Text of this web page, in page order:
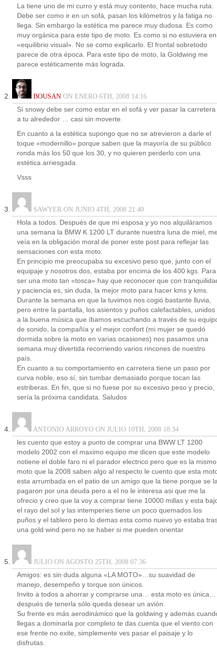
La tiene uno de mi curro y está muy contento, hace mucha ruta.
Debe ser como ir en un sofá, pasan los kilómetros y la fatiga no
llega. Sin embargo la estética me parece muy dudosa. Es como
muy orgánica para este tipo de moto. Es como si no estuviera en
«equilibrio visual». No se como explicarlo. El frontal sobretodo
parece de otra época. Para este tipo de moto, la Goldwing me
parece estéticamente más lograda.
BOUSAN ON ENERO 6TH, 2008 14:16
Sí snowy debe ser como estar en el sofá y ver pasar la carretera
a tu alrededor … casi sin moverte.
En cuanto a la estética supongo que no se atrevieron a darle el
toque «modernillo» porque saben que la mayoría de su público
ronda más los 50 que los 30, y no quieren perderlo con una
estética arriesgada.
Vsss
SAWYER ON JUNIO 4TH, 2008 21:40
Hola a todos. Después de que mi esposa y yo nos alquiláramos
una semana la BMW K 1200 LT durante nuestra luna de miel,
veía en la obligación moral de poner este post para reflejar las
sensaciones con esta moto.
En principio me preocupaba su excesivo peso que, junto con el
equipaje y nosotros dos, estaba por encima de los 400 kgs. Para
ser una moto tan «tosca» hay que reconocer que con
y paciencia es, sin duda, la mejor moto para hacer kms y kms.
Durante la semana en que la tuvimos nos cogió bastante lluvia,
pero entre la pantalla, los asientos y puños calefactables, unidos
a la buena música que íbamos escuchando a través de su
de sonido, la compañía y el mejor confort (mi mujer se quedó
dormida sobre la moto en varias ocasiones) nos pasamos una
semana muy divertida recorriendo varios rincones de nuestro
país.
En cuanto a su comportamiento en carretera tiene un paso por
curva noble, eso sí, sin tumbar demasiado porque tocan las
estriberas. En fin, que si no fuese por su excesivo peso y precio,
sería la próxima candidata. Saludos
ANTONIO ARROYO ON JULIO 10TH, 2008 18:34
les cuento que estoy a punto de comprar una BWW LT 1200
modelo 2002 con el maximo equipo me dicen que este modelo
notiene el doble faro ni el parador electrico pero que es la mismo
moto que la 2008 saben algo al respecto le cuento que esta
esta arrumbada en el patio de un amigo que la tiene porque se
pagaron por una deuda pero a el no le interesa asi que me la
ofrecio y creo que la voy a comprar tiene 10000 millas y esta
el rayo del sol y las intemperies tiene un poco quemados los
puños y el tablero pero lo demas esta como nuevo yo estaba
una gold wind pero no se haber si me pueden orientar
JULIO ON AGOSTO 25TH, 2008 07:36
Amigos: es sin duda alguna «LA MOTO»…su suavidad de
manejo, desempeño y torque son únicos.
Invito a todos a ahorrar y comprarse una… esta moto es única…
después de tenerla sólo queda desear un avión.
Su frente es más aerodinámico que la goldwing y además
llegas a dominarla por completo te das cuenta que el viento con
ese frente no exite, simplemente ves pasar el paisaje y lo
disfrutas.